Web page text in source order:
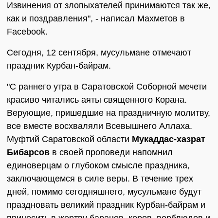
Извинения от злопыхателей принимаются так же,
как и поздравления", - написал Махметов в
Facebook.
Сегодня, 12 сентября, мусульмане отмечают
праздник Курбан-байрам.
"С раннего утра в Саратовской Соборной мечети
красиво читались аяты священного Корана.
Верующие, пришедшие на праздничную молитву,
все вместе восхваляли Всевышнего Аллаха.
Муфтий Саратовской области Мукаддас-хазрат
Бибарсов в своей проповеди напомнил
единоверцам о глубоком смысле праздника,
заключающемся в силе веры. В течение трех
дней, помимо сегодняшнего, мусульмане будут
праздновать великий праздник Курбан-байрам и